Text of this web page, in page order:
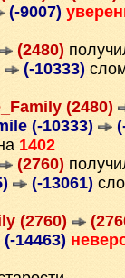
(-9007)
(2480)
(-10333)
(2480)
(-10333)
1402
(2760)
(-13061)
(2760)
(-14463)